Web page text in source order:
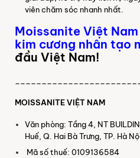
viên chăm sóc nhanh nhất.
Moissanite Việt Nam
kim cương nhân tạo
đầu Việt Nam!
MOISSANITE VIỆT NAM
Văn phòng: Tầng 4, NT
Huế, Q. Hai Bà Trưng, TP. Hà
Mã số thuế: 0109136584